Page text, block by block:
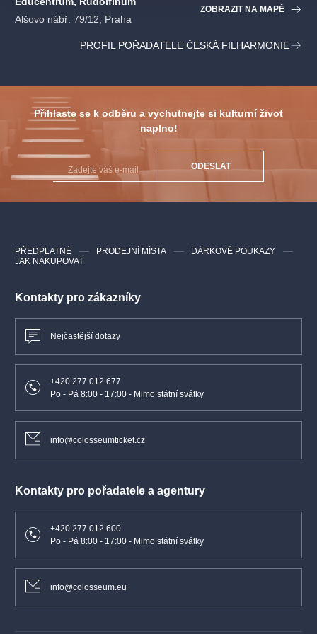
Alšovo nábř. 79/12, Praha
ZOBRAZIT NA MAPĚ
PROFIL POŘADATELE ČESKÁ FILHARMONIE
Přihlaste se k odběru a vychutnejte si kulturní život
naplno!
ODESLAT
Kontakty pro zákazníky
Nejčastější dotazy
+420 277 012 677
Po - Pá 8:00 - 17:00 - Mimo státní svátky
info@colosseumticket.cz
Kontakty pro pořadatele a agentury
+420 277 012 600
Po - Pá 8:00 - 17:00 - Mimo státní svátky
info@colosseum.eu
PŘEDPLATNÉ PRODEJNÍ MÍSTA
DÁRKOVÉ POUKAZY
JAK NAKUPOVAT